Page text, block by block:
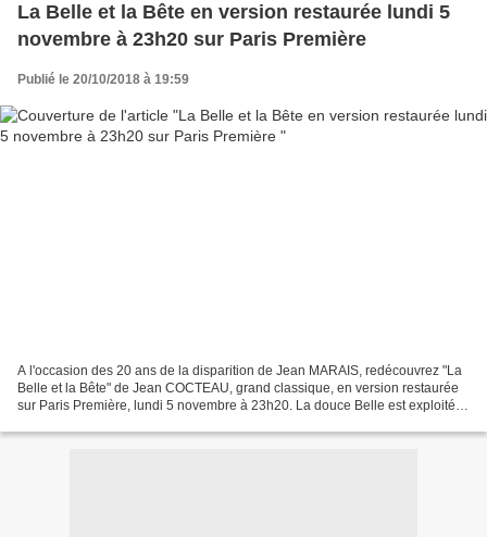
La Belle et la Bête en version restaurée lundi 5
novembre à 23h20 sur Paris Première
Publié le 20/10/2018 à 19:59
A l'occasion des 20 ans de la disparition de Jean MARAIS, redécouvrez "La
Belle et la Bête" de Jean COCTEAU, grand classique, en version restaurée
sur Paris Première, lundi 5 novembre à 23h20. La douce Belle est exploitée